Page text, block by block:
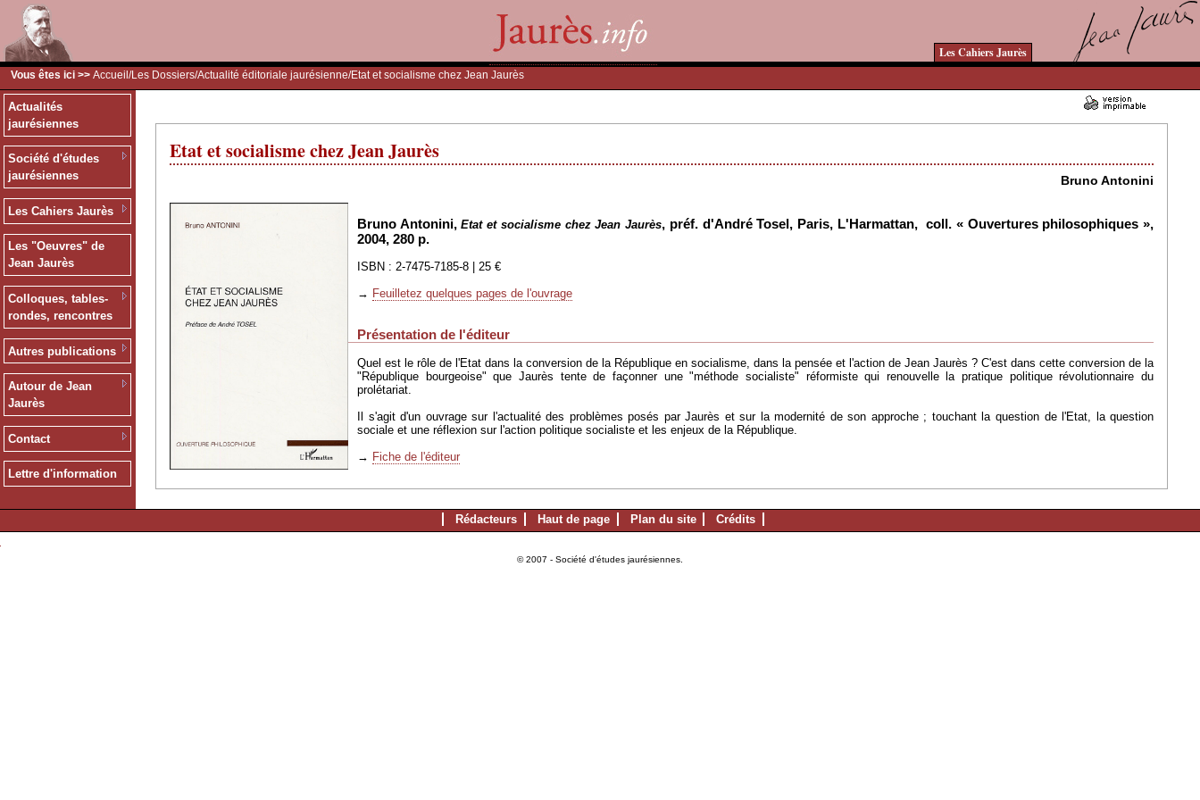
Les Cahiers Jaurès
Vous êtes ici >> Accueil /Les Dossiers/Actualité éditoriale jaurésienne/Etat et socialisme chez Jean Jaurès
Actualités
jaurésiennes
Société d'études
jaurésiennes
Les Cahiers Jaurès
Les "Oeuvres" de
Jean Jaurès
Colloques, tables-
rondes, rencontres
Autres publications
Autour de Jean
Jaurès
Contact
Lettre d'information
Etat et socialisme chez Jean Jaurès
Bruno Antonini
Bruno Antonini,Etat et socialisme chez Jean Jaurès, préf. d'André Tosel, Paris, L'Harmattan, coll. « Ouvertures philosophiques »,
2004, 280 p.
ISBN : 2-7475-7185-8 | 25 €
→ Feuilletez quelques pages de l'ouvrage
Présentation de l'éditeur
Quel est le rôle de l'Etat dans la conversion de la République en socialisme, dans la pensée et l'action de Jean Jaurès ? C'est dans cette conversion de la
"République bourgeoise" que Jaurès tente de façonner une "méthode socialiste" réformiste qui renouvelle la pratique politique révolutionnaire du
prolétariat.
Il s'agit d'un ouvrage sur l'actualité des problèmes posés par Jaurès et sur la modernité de son approche ; touchant la question de l'Etat, la question
sociale et une réflexion sur l'action politique socialiste et les enjeux de la République.
→ Fiche de l'éditeur
Rédacteurs Haut de page Plan du site Crédits
© 2007 - Société d'études jaurésiennes.